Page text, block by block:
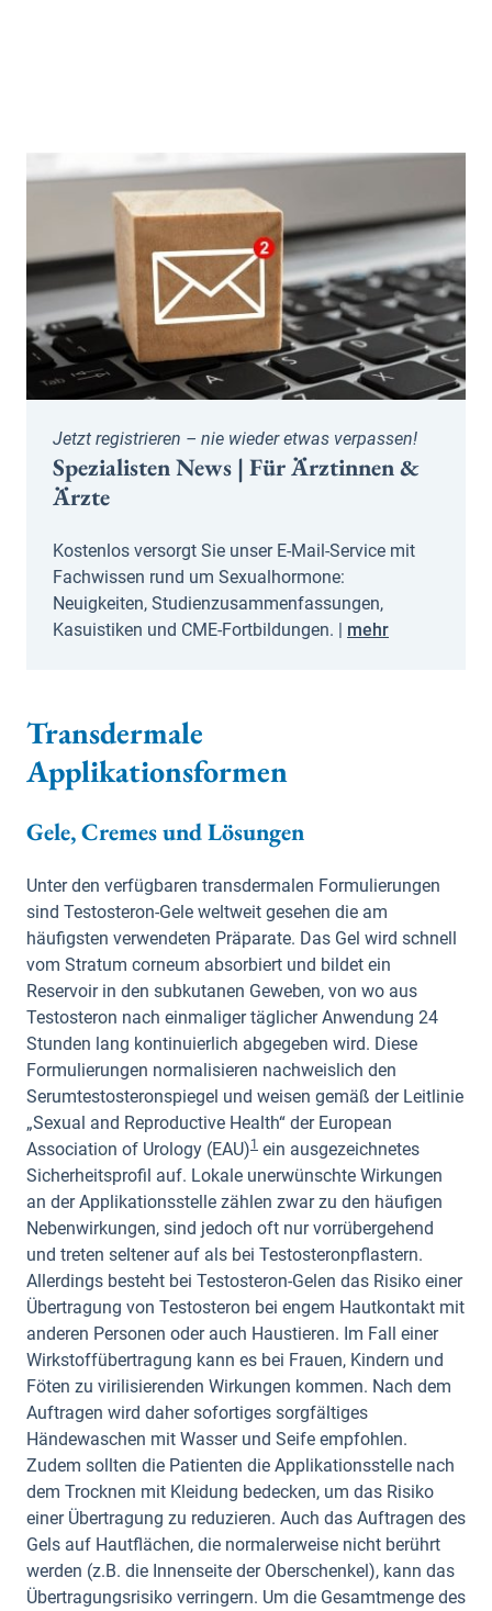
Jetzt registrieren – nie wieder etwas verpassen!
Spezialisten News | Für Ärztinnen &
Ärzte
Kostenlos versorgt Sie unser E-Mail-Service mit
Fachwissen rund um Sexualhormone:
Neuigkeiten, Studienzusammenfassungen,
Kasuistiken und CME-Fortbildungen. | mehr
Transdermale
Applikationsformen
Gele, Cremes und Lösungen
Unter den verfügbaren transdermalen Formulierungen
sind Testosteron-Gele weltweit gesehen die am
häufigsten verwendeten Präparate. Das Gel wird schnell
vom Stratum corneum absorbiert und bildet ein
Reservoir in den subkutanen Geweben, von wo aus
Testosteron nach einmaliger täglicher Anwendung 24
Stunden lang kontinuierlich abgegeben wird. Diese
Formulierungen normalisieren nachweislich den
Serumtestosteronspiegel und weisen gemäß der Leitlinie
„Sexual and Reproductive Health“ der European
Association of Urology (EAU)1 ein ausgezeichnetes
Sicherheitsprofil auf. Lokale unerwünschte Wirkungen
an der Applikationsstelle zählen zwar zu den häufigen
Nebenwirkungen, sind jedoch oft nur vorrübergehend
und treten seltener auf als bei Testosteronpflastern.
Allerdings besteht bei Testosteron-Gelen das Risiko einer
Übertragung von Testosteron bei engem Hautkontakt mit
anderen Personen oder auch Haustieren. Im Fall einer
Wirkstoffübertragung kann es bei Frauen, Kindern und
Föten zu virilisierenden Wirkungen kommen. Nach dem
Auftragen wird daher sofortiges sorgfältiges
Händewaschen mit Wasser und Seife empfohlen.
Zudem sollten die Patienten die Applikationsstelle nach
dem Trocknen mit Kleidung bedecken, um das Risiko
einer Übertragung zu reduzieren. Auch das Auftragen des
Gels auf Hautflächen, die normalerweise nicht berührt
werden (z.B. die Innenseite der Oberschenkel), kann das
Übertragungsrisiko verringern. Um die Gesamtmenge des